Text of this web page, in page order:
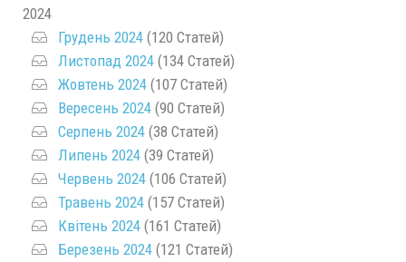
2024
Грудень 2024 (120 Статей)
Листопад 2024 (134 Статей)
Жовтень 2024 (107 Статей)
Вересень 2024 (90 Статей)
Серпень 2024 (38 Статей)
Липень 2024 (39 Статей)
Червень 2024 (106 Статей)
Травень 2024 (157 Статей)
Квітень 2024 (161 Статей)
Березень 2024 (121 Статей)